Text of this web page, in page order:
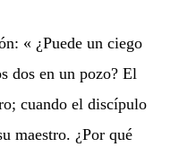
« ¿Puede un ciego
dos en un pozo? El
cuando el discípulo
maestro. ¿Por qué